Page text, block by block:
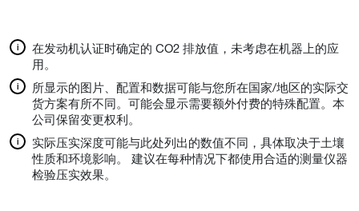
在发动机认证时确定的 CO2 排放值，未考虑在机器上的应
用。
所显示的图片、配置和数据可能与您所在国家/地区的实际交
货方案有所不同。可能会显示需要额外付费的特殊配置。本
公司保留变更权利。
实际压实深度可能与此处列出的数值不同，具体取决于土壤
性质和环境影响。 建议在每种情况下都使用合适的测量仪器
检验压实效果。